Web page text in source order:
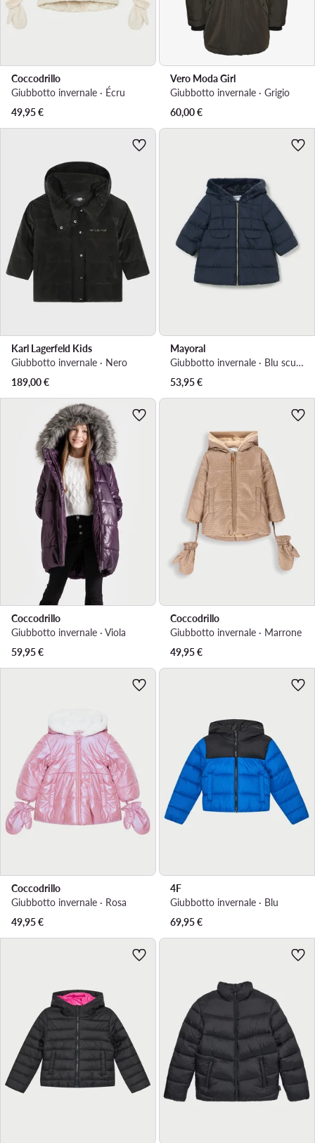
Coccodrillo
Giubbotto invernale · Écru
49,95€
Vero Moda Girl
Giubbotto invernale · Grigio
60,00€
Karl Lagerfeld Kids
Giubbotto invernale · Nero
189,00€
Mayoral
Giubbotto invernale · Blu scuro
53,95€
Coccodrillo
Giubbotto invernale · Viola
59,95€
Coccodrillo
Giubbotto invernale · Marrone
49,95€
Coccodrillo
Giubbotto invernale · Rosa
49,95€
4F
Giubbotto invernale · Blu
69,95€